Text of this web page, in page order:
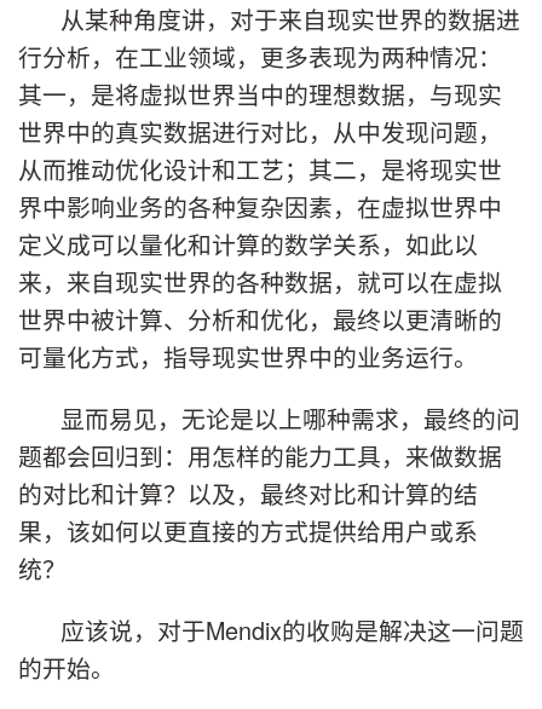
从某种角度讲，对于来自现实世界的数据进
行分析，在工业领域，更多表现为两种情况：
其一，是将虚拟世界当中的理想数据，与现实
世界中的真实数据进行对比，从中发现问题，
从而推动优化设计和工艺；其二，是将现实世
界中影响业务的各种复杂因素，在虚拟世界中
定义成可以量化和计算的数学关系，如此以
来，来自现实世界的各种数据，就可以在虚拟
世界中被计算、分析和优化，最终以更清晰的
可量化方式，指导现实世界中的业务运行。
显而易见，无论是以上哪种需求，最终的问
题都会回归到：用怎样的能力工具，来做数据
的对比和计算？以及，最终对比和计算的结
果，该如何以更直接的方式提供给用户或系
统？
应该说，对于Mendix的收购是解决这一问题
的开始。